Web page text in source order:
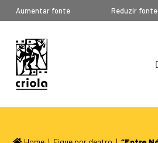
Aumentar fonte Reduzir fonte